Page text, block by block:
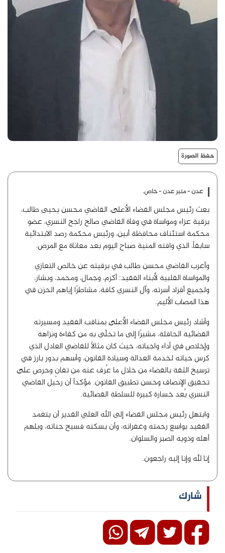
حفظ الصورة
عدن - منبر عدن - خاص.
بعث رئيس مجلس القضاء الأعلى، القاضي محسن يحيى طالب،
برقية عزاء ومواساة في وفاة القاضي صالح راجح النسري، عضو
محكمة استئناف محافظة أبين، ورئيس محكمة رصد الابتدائية
سابقاً، الذي وافته المنية صباح اليوم بعد معاناة مع المرض.
وأعرب القاضي محسن طالب في برقيته عن خالص التعازي
والمواساة القلبية لأبناء الفقيد: أكرم، وجمال، ومحمد، وبشار،
ولجميع أفراد أسرته، وآل النسري كافة، مشاطرًا إياهم الحزن في
هذا المصاب الأليم.
وأشاد رئيس مجلس القضاء الأعلى بمناقب الفقيد ومسيرته
القضائية الحافلة، مشيرًا إلى ما تحلّى به من كفاءة ونزاهة
وإخلاص في أداء واجباته، حيث كان مثالاً للقاضي العادل الذي
كرس حياته لخدمة العدالة وسيادة القانون، وأسهم بدور بارز في
ترسيخ الثقة بالقضاء من خلال ما عُرف عنه من تفانٍ وحرص على
تحقيق الإنصاف وحسن تطبيق القانون. مؤكداً أن رحيل القاضي
النسري يُعد خسارة كبيرة للسلطة القضائية.
وابتهل رئيس مجلس القضاء إلى الله العلي القدير أن يتغمد
الفقيد بواسع رحمته وغفرانه، وأن يسكنه فسيح جناته، ويلهم
أهله وذويه الصبر والسلوان.
إنا لله وإنا إليه راجعون.
شارك